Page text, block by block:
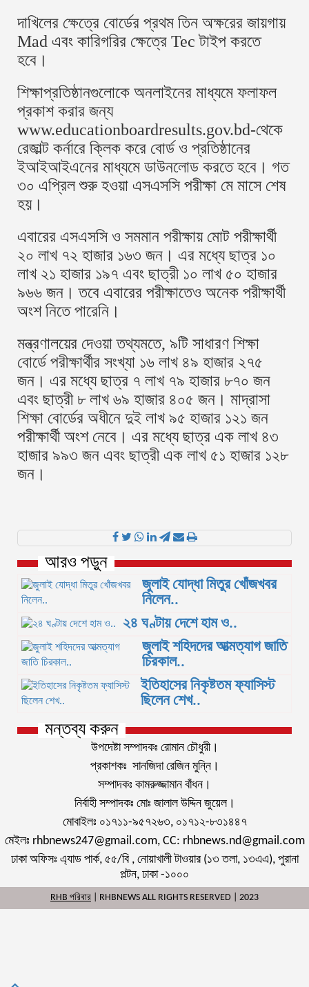
দাখিলের ক্ষেত্রে বোর্ডের প্রথম তিন অক্ষরের জায়গায়
Mad এবং কারিগরির ক্ষেত্রে Tec টাইপ করতে
হবে।
শিক্ষাপ্রতিষ্ঠানগুলোকে অনলাইনের মাধ্যমে ফলাফল
প্রকাশ করার জন্য
www.educationboardresults.gov.bd-থেকে
রেজাল্ট কর্নারে ক্লিক করে বোর্ড ও প্রতিষ্ঠানের
ইআইআইএনের মাধ্যমে ডাউনলোড করতে হবে। গত
৩০ এপ্রিল শুরু হওয়া এসএসসি পরীক্ষা মে মাসে শেষ
হয়।
এবারের এসএসসি ও সমমান পরীক্ষায় মোট পরীক্ষার্থী
২০ লাখ ৭২ হাজার ১৬৩ জন। এর মধ্যে ছাত্র ১০
লাখ ২১ হাজার ১৯৭ এবং ছাত্রী ১০ লাখ ৫০ হাজার
৯৬৬ জন। তবে এবারের পরীক্ষাতেও অনেক পরীক্ষার্থী
অংশ নিতে পারেনি।
মন্ত্রণালয়ের দেওয়া তথ্যমতে, ৯টি সাধারণ শিক্ষা
বোর্ডে পরীক্ষার্থীর সংখ্যা ১৬ লাখ ৪৯ হাজার ২৭৫
জন। এর মধ্যে ছাত্র ৭ লাখ ৭৯ হাজার ৮৭০ জন
এবং ছাত্রী ৮ লাখ ৬৯ হাজার ৪০৫ জন। মাদ্রাসা
শিক্ষা বোর্ডের অধীনে দুই লাখ ৯৫ হাজার ১২১ জন
পরীক্ষার্থী অংশ নেবে। এর মধ্যে ছাত্র এক লাখ ৪৩
হাজার ৯৯৩ জন এবং ছাত্রী এক লাখ ৫১ হাজার ১২৮
জন।
আরও পড়ুন
জুলাই যোদ্ধা মিতুর খোঁজখবর
নিলেন..
২৪ ঘণ্টায় দেশে হাম ও..
জুলাই শহিদদের আত্মত্যাগ জাতি
চিরকাল..
ইতিহাসের নিকৃষ্টতম ফ্যাসিস্ট
ছিলেন শেখ..
মন্তব্য করুন
উপদেষ্টা সম্পাদকঃ রোমান চৌধুরী।
প্রকাশকঃ সানজিদা রেজিন মুন্নি।
সম্পাদকঃ কামরুজ্জামান বাঁধন।
নির্বাহী সম্পাদকঃ মোঃ জালাল উদ্দিন জুয়েল।
মোবাইলঃ ০১৭১১-৯৫৭২৬৩, ০১৭১২-৮৩১৪৪৭
মেইলঃ rhbnews247@gmail.com, CC: rhbnews.nd@gmail.com
ঢাকা অফিসঃ এ্যাড পার্ক, ৫৫/বি , নোয়াখালী টাওয়ার (১৩ তলা, ১৩এএ), পুরানা
পল্টন, ঢাকা -১০০০
RHB পরিবার | RHBNEWS ALL RIGHTS RESERVED | 2023